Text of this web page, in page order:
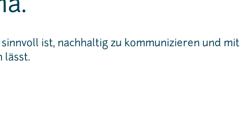
ist, nachhaltig zu kommunizieren und mit
lässt.